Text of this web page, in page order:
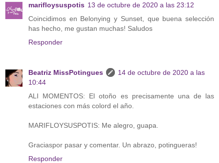
marifloysuspotis 13 de octubre de 2020 a las 23:12
Coincidimos en Belonying y Sunset, que buena selección
has hecho, me gustan muchas! Saludos
Responder
Beatriz MissPotingues
14 de octubre de 2020 a las
10:44
ALI MOMENTOS: El otoño es precisamente una de las
estaciones con más colord el año.
MARIFLOYSUSPOTIS: Me alegro, guapa.
Graciaspor pasar y comentar. Un abrazo, potingueras!
Responder